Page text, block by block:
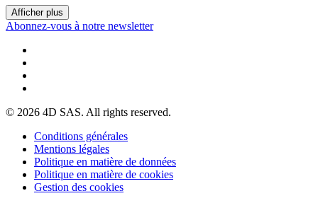
Afficher plus
Abonnez-vous à notre newsletter
© 2026 4D SAS. All rights reserved.
Conditions générales
Mentions légales
Politique en matière de données
Politique en matière de cookies
Gestion des cookies